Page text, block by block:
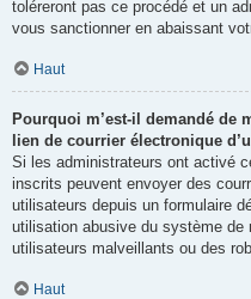
toléreront pas ce procédé et un
vous sanctionner en abaissant
Haut
Pourquoi m’est-il demandé de
lien de courrier électronique
Si les administrateurs ont activé
inscrits peuvent envoyer des
utilisateurs depuis un formulaire
utilisation abusive du système de
utilisateurs malveillants ou des
Haut